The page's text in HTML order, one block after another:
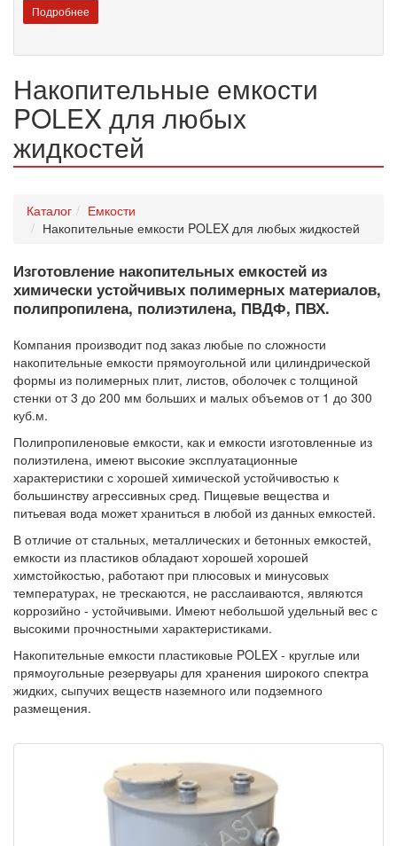
Подробнее
Накопительные емкости
POLEX для любых
жидкостей
Каталог
Емкости
Накопительные емкости POLEX для любых жидкостей
Изготовление накопительных емкостей из
химически устойчивых полимерных материалов,
полипропилена, полиэтилена, ПВДФ, ПВХ.
Компания производит под заказ любые по сложности
накопительные емкости прямоугольной или цилиндрической
формы из полимерных плит, листов, оболочек с толщиной
стенки от 3 до 200 мм больших и малых объемов от 1 до 300
куб.м.
Полипропиленовые емкости, как и емкости изготовленные из
полиэтилена, имеют высокие эксплуатационные
характеристики с хорошей химической устойчивостью к
большинству агрессивных сред. Пищевые вещества и
питьевая вода может храниться в любой из данных емкостей.
В отличие от стальных, металлических и бетонных емкостей,
емкости из пластиков обладают хорошей хорошей
химстойкостью, работают при плюсовых и минусовых
температурах, не трескаются, не расслаиваются, являются
коррозийно - устойчивыми. Имеют небольшой удельный вес с
высокими прочностными характеристиками.
Накопительные емкости пластиковые POLEX - круглые или
прямоугольные резервуары для хранения широкого спектра
жидких, сыпучих веществ наземного или подземного
размещения.